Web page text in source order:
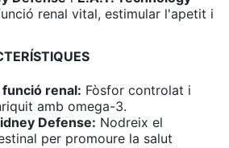
renal vital, estimular l'apetit i
renal: Fòsfor controlat i
amb omega-3.
Defense: Nodreix el
per promoure la salut